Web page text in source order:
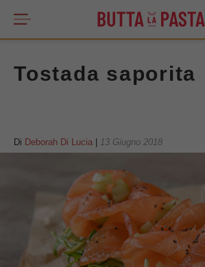
Tostada saporita
Di Deborah Di Lucia 13 Giugno 2018